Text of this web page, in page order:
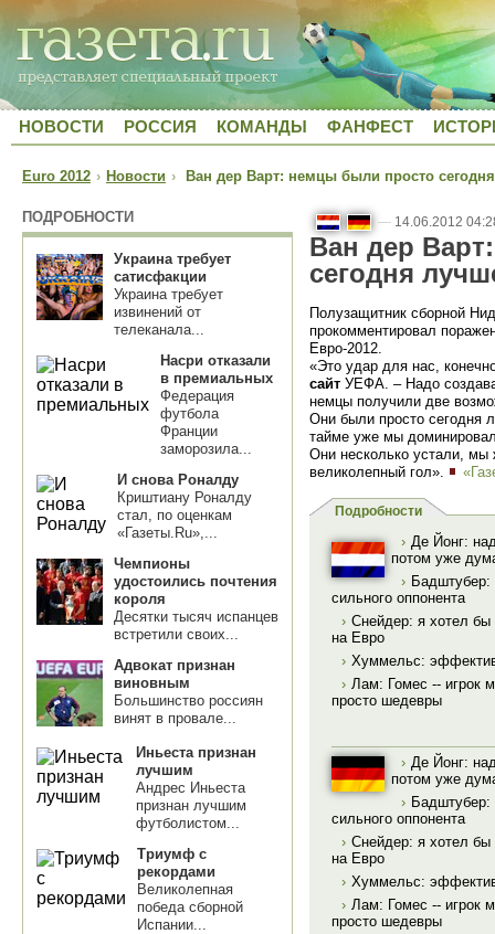
НОВОСТИ РОССИЯ КОМАНДЫ ФАНФЕСТ
Euro 2012 › Новости › Ван дер Варт: немцы были просто
ПОДРОБНОСТИ
Украина требует
сатисфакции
Украина требует
извинений от
телеканала...
Насри отказали
в премиальных
Федерация
футбола
Франции
заморозила...
И снова Роналду
Криштиану Роналду
стал, по оценкам
«Газеты.Ru»,...
Чемпионы
удостоились почтения
короля
Десятки тысяч испанцев
встретили своих...
Адвокат признан
виновным
Большинство россиян
винят в провале...
Иньеста признан
лучшим
Андрес Иньеста
признан лучшим
футболистом...
Триумф с
рекордами
Великолепная
победа сборной
Испании...
— 14.06.2012
Ван дер
сегодня
Полузащитник сборной
прокомментировал
Евро-2012.
«Это удар для нас,
сайт УЕФА. – Надо
немцы получили две
Они были просто сегодня
тайме уже мы
Они несколько устали, мы
великолепный гол».
Подробности
› Де Йонг:
потом уже
› Бадштубер:
сильного оппонента
› Снейдер: я хотел бы
на Евро
› Хуммельс:
› Лам: Гомес -- игрок
просто шедевры
› Де Йонг:
потом уже
› Бадштубер:
сильного оппонента
› Снейдер: я хотел бы
на Евро
› Хуммельс:
› Лам: Гомес -- игрок
просто шедевры